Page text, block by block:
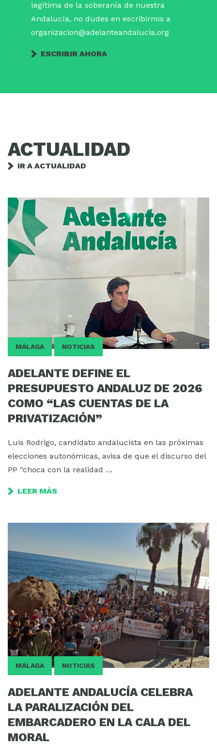
legítima de la soberanía de nuestra
Andalucía, no dudes en escribirnos a
organizacion@adelanteandalucia.org
ESCRIBIR AHORA
ACTUALIDAD
IR A ACTUALIDAD
MÁLAGA NOTICIAS
ADELANTE DEFINE EL
PRESUPUESTO ANDALUZ DE 2026
COMO “LAS CUENTAS DE LA
PRIVATIZACIÓN”
Luis Rodrigo, candidato andalucista en las próximas
elecciones autonómicas, avisa de que el discurso del
PP “choca con la realidad …
LEER MÁS
MÁLAGA NOTICIAS
ADELANTE ANDALUCÍA CELEBRA
LA PARALIZACIÓN DEL
EMBARCADERO EN LA CALA DEL
MORAL